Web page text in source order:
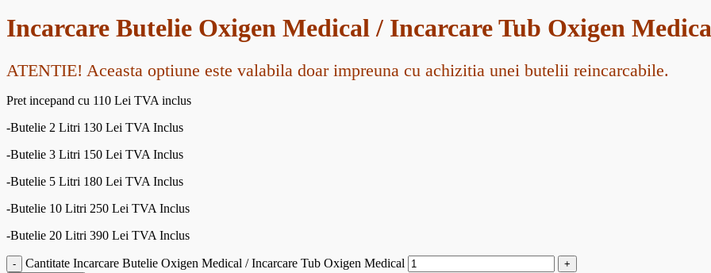
Incarcare Butelie Oxigen Medical / Incarcare Tub Oxigen
ATENTIE! Aceasta optiune este valabila doar impreuna cu achizitia unei butelii reincarcabile.
Pret incepand cu 110 Lei TVA inclus
-Butelie 2 Litri 130 Lei TVA Inclus
-Butelie 3 Litri 150 Lei TVA Inclus
-Butelie 5 Litri 180 Lei TVA Inclus
-Butelie 10 Litri 250 Lei TVA Inclus
-Butelie 20 Litri 390 Lei TVA Inclus
Cantitate Incarcare Butelie Oxigen Medical / Incarcare Tub Oxigen Medical